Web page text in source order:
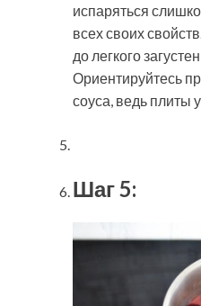
испаряться
всех своих
до легкого
Ориентируйтесь
соуса, ведь плиты
Шаг 5: